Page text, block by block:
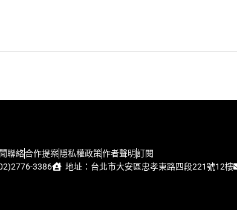
聯絡合作提案隱私權政策作者聲明訂閱
3386
地址：台北市大安區忠孝東路四段221號12樓